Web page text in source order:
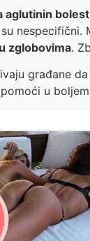
aglutinin
zglobovima.
građane da
u